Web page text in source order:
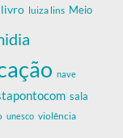
livro luiza lins Meio
nave
sala
unesco violência